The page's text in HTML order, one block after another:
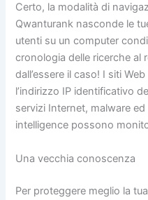
Certo, la modalità di
Qwanturank nasconde le
utenti su un computer
cronologia delle ricerche al
dall’essere il caso! I siti
l’indirizzo IP identificativo
servizi Internet, malware
intelligence possono
Una vecchia conoscenza
Per proteggere meglio la